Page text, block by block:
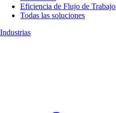
Eficiencia de Flujo de Trabajo
Todas las soluciones
Industrias